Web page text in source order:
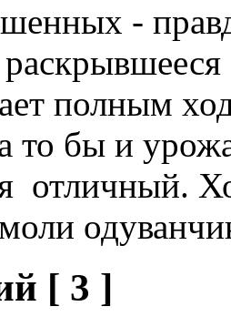
-
полным
то бы и
отличный.
[ 3 ]